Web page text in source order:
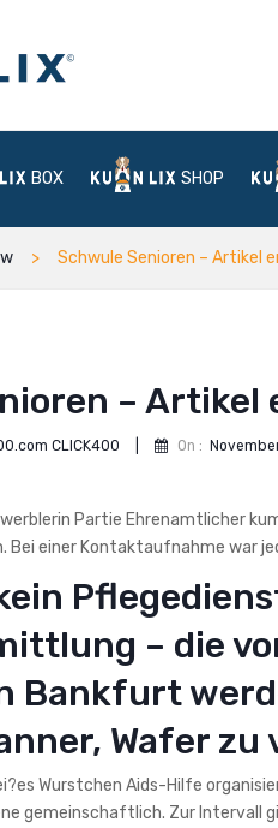
BOX SHOP
Schwule Senioren – Artikel
–
CLICK400 On :
Partie Ehrenamtlicher
Bei einer Kontaktaufnahme war
– die
Bankfurt
Wafer
Wurstchen Aids-Hilfe
gemeinschaftlich. Zur Intervall